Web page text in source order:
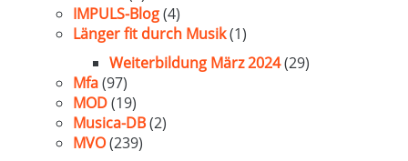
IMPULS-Blog(4)
Länger fit durch Musik(1)
Weiterbildung März 2024(29)
Mfa(97)
MOD(19)
Musica-DB(2)
MVO(239)